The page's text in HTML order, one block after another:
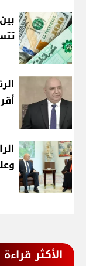
الأكثر قراءة